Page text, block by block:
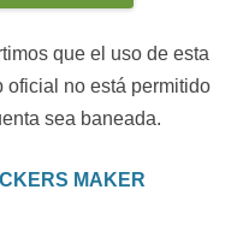
que el uso de esta
oficial no está permitido
sea baneada.
MAKER